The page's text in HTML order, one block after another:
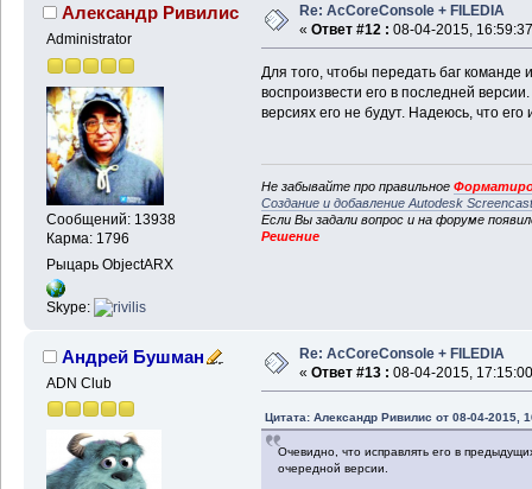
Александр Ривилис
Administrator
Сообщений: 13938
Карма: 1796
Рыцарь ObjectARX
Skype:
Re: AcCoreConsole + FILEDIA
« Ответ #12 : 08-04-2015,
Для того, чтобы передать баг
воспроизвести его в последней
версиях его не будут. Надеюсь, что
Не забывайте про правильное
Создание и добавление Autodesk
Если Вы задали вопрос и на форуме
Решение
Андрей Бушман
ADN Club
Re: AcCoreConsole + FILEDIA
« Ответ #13 : 08-04-2015,
Цитата: Александр Ривилис от 08-04-2015,
Очевидно, что исправлять его в
очередной версии.